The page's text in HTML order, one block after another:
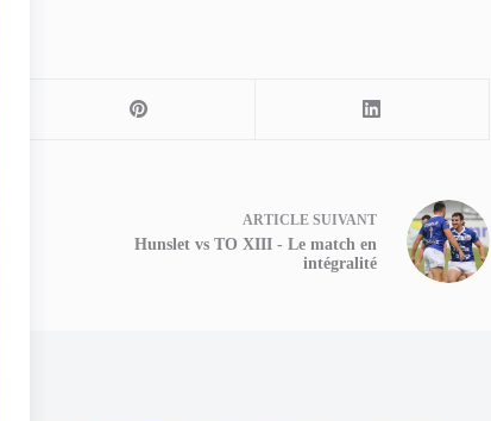
ARTICLESUIVANT
Hunslet vs TO XIII - Le match en
intégralité